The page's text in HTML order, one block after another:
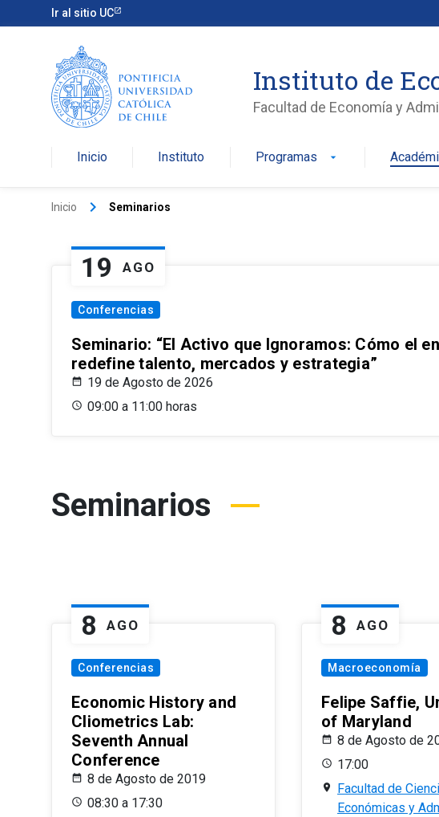
Ir al sitio UC
Instituto de
Facultad de Economía y
Inicio Instituto Programas arrow_drop_down
Inicio keyboard_arrow_right Seminarios
19 AGO
Conferencias
Seminario: “El Activo que Ignoramos: Cómo el
redefine talento, mercados y estrategia”
19 de Agosto de 2026
09:00 a 11:00 horas
Seminarios
8 AGO
Conferencias
Economic History and
Cliometrics Lab:
Seventh Annual
Conference
8 de Agosto de 2019
08:30 a 17:30
8 AGO
Macroeconomía
Felipe Saffie,
of Maryland
8 de Agosto de
17:00
Facultad de
Económicas y